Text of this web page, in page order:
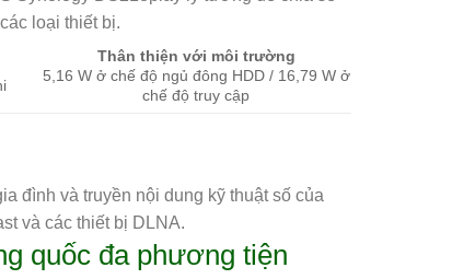
loại thiết bị.
Thân thiện với môi trường
5,16 W ở chế độ ngủ đông HDD / 16,79 W ở
chế độ truy cập
đình và truyền nội dung kỹ thuật số của
và các thiết bị DLNA.
quốc đa phương tiện